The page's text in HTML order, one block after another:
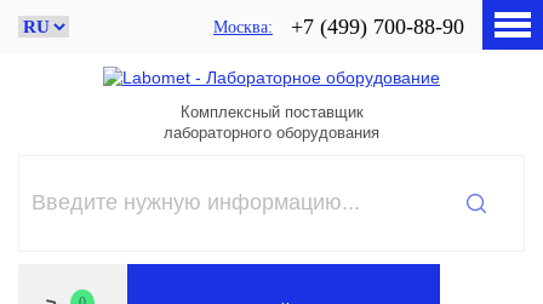
Москва +7 (499) 700-88-90
Комплексный поставщик
лабораторного оборудования